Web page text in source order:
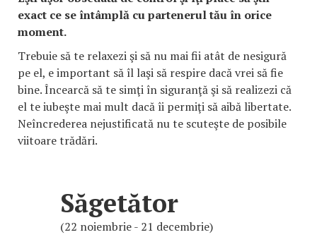
exact ce se întâmplă cu partenerul tău în orice
moment.
Trebuie să te relaxezi şi să nu mai fii atât de nesigură
pe el, e important să îl laşi să respire dacă vrei să fie
bine. Încearcă să te simţi în siguranţă şi să realizezi că
el te iubeşte mai mult dacă îi permiţi să aibă libertate.
Neîncrederea nejustificată nu te scuteşte de posibile
viitoare trădări.
Săgetător
(22 noiembrie - 21 decembrie)